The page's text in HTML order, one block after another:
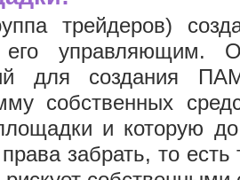
трейдеров)
его управляющим.
для создания
собственных
и которую
забрать, то